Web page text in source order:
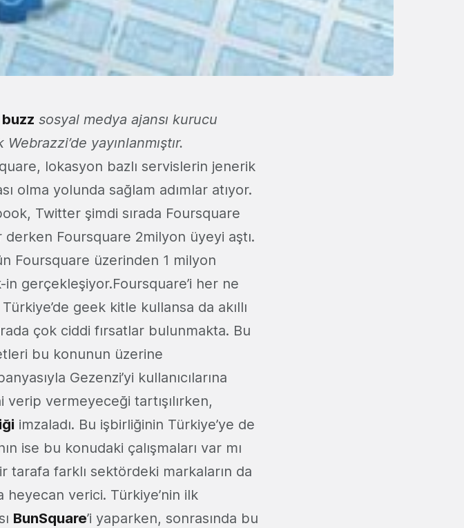
sosyal medya ajansı kurucu
yayınlanmıştır.
lokasyon bazlı servislerin jenerik
olma yolunda sağlam adımlar atıyor.
Twitter şimdi sırada Foursquare
derken Foursquare 2milyon üyeyi aştı.
Foursquare üzerinden 1 milyon
in gerçekleşiyor.Foursquare’i her ne
geek kitle kullansa da akıllı
çok ciddi fırsatlar bulunmakta. Bu
bu konunun üzerine
Gezenzi’yi kullanıcılarına
vermeyeceği tartışılırken,
imzaladı. Bu işbirliğinin Türkiye’ye de
ise bu konudaki çalışmaları var mı
farklı sektördeki markaların da
heyecan verici. Türkiye’nin ilk
BunSquare’i yaparken, sonrasında bu